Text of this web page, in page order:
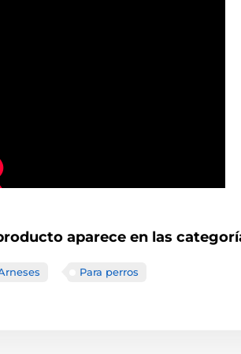
aparece en las
Para perros